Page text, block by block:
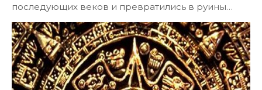
последующих веков и превратились в руины…